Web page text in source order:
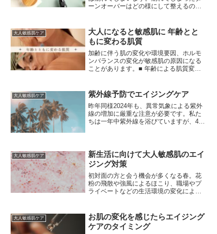
ーンオーバーはどの様にして整えるので
プを見て見ましょう。・正しい洗顔・ス
キンケア・生活習慣の改善...
大人敏感肌ケア
大人になると敏感肌に 年齢とと
もに変わる肌質
加齢に伴う肌の変化や環境要因、ホルモ
ンバランスの変化が敏感肌の原因になる
ことがあります。■ 年齢による肌質変化
合があります。 紫外線や環境ダメージ：
長年の紫外線や大気...
大人敏感肌ケア 紫外線予防でエイジングケア
昨年同様2024年も、異常気象による紫外
線の増加に厳重な注意が必要です。私た
ちは一年中紫外線を浴びていますが、4月
線を長年にわたり浴...
大人敏感肌ケア
新生活に向けて大人敏感肌のエイ
ジング対策
初対面の方と会う機会が多くなる春。花
粉の飛散や強風によるほこり、職場やプ
ライベートなどの生活環境の変化により
を乗り越えましょう。１．大人の新生活
に向けてエイジング肌対策...
大人敏感肌ケア
お肌の変化を感じたらエイジング
ケアのタイミング